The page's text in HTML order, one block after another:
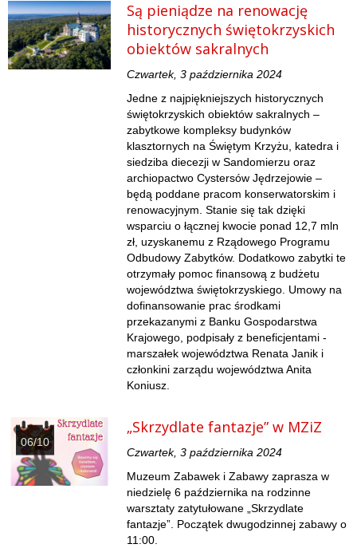
Są pieniądze na renowację
historycznych świętokrzyskich
obiektów sakralnych
Czwartek, 3 października 2024
Jedne z najpiękniejszych historycznych
świętokrzyskich obiektów sakralnych –
zabytkowe kompleksy budynków
klasztornych na Świętym Krzyżu, katedra i
siedziba diecezji w Sandomierzu oraz
archiopactwo Cystersów Jędrzejowie –
będą poddane pracom konserwatorskim i
renowacyjnym. Stanie się tak dzięki
wsparciu o łącznej kwocie ponad 12,7 mln
zł, uzyskanemu z Rządowego Programu
Odbudowy Zabytków. Dodatkowo zabytki te
otrzymały pomoc finansową z budżetu
województwa świętokrzyskiego. Umowy na
dofinansowanie prac środkami
przekazanymi z Banku Gospodarstwa
Krajowego, podpisały z beneficjentami -
marszałek województwa Renata Janik i
członkini zarządu województwa Anita
Koniusz.
06/10
„Skrzydlate fantazje” w MZiZ
Czwartek, 3 października 2024
Muzeum Zabawek i Zabawy zaprasza w
niedzielę 6 października na rodzinne
warsztaty zatytułowane „Skrzydlate
fantazje”. Początek dwugodzinnej zabawy o
11:00.